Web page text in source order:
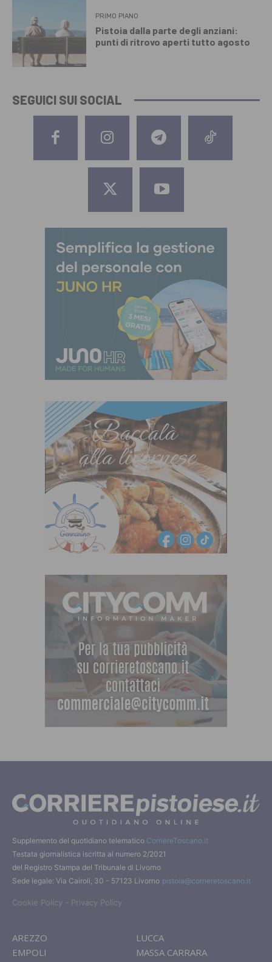
PRIMO PIANO
Pistoia dalla parte degli anziani:
punti di ritrovo aperti tutto agosto
SEGUICI SUI SOCIAL
Supplemento del quotidiano telematico CorriereToscano.it
Testata giornalistica iscritta al numero 2/2021
del Registro Stampa del Tribunale di Livorno
Sede legale: Via Cairoli, 30 - 57123 Livorno pistoia@corrieretoscano.it
Cookie Policy - Privacy Policy
AREZZO
EMPOLI
LUCCA
MASSA CARRARA